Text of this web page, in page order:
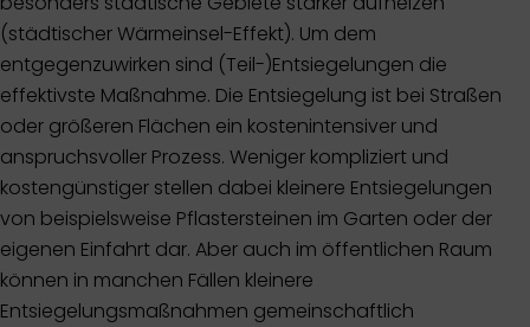
(städtischer Wärmeinsel-Effekt). Um dem
entgegenzuwirken sind (Teil-)Entsiegelungen die
effektivste Maßnahme. Die Entsiegelung ist bei Straßen
oder größeren Flächen ein kostenintensiver und
anspruchsvoller Prozess. Weniger kompliziert und
kostengünstiger stellen dabei kleinere Entsiegelungen
von beispielsweise Pflastersteinen im Garten oder der
eigenen Einfahrt dar. Aber auch im öffentlichen Raum
können in manchen Fällen kleinere
Entsiegelungsmaßnahmen gemeinschaftlich